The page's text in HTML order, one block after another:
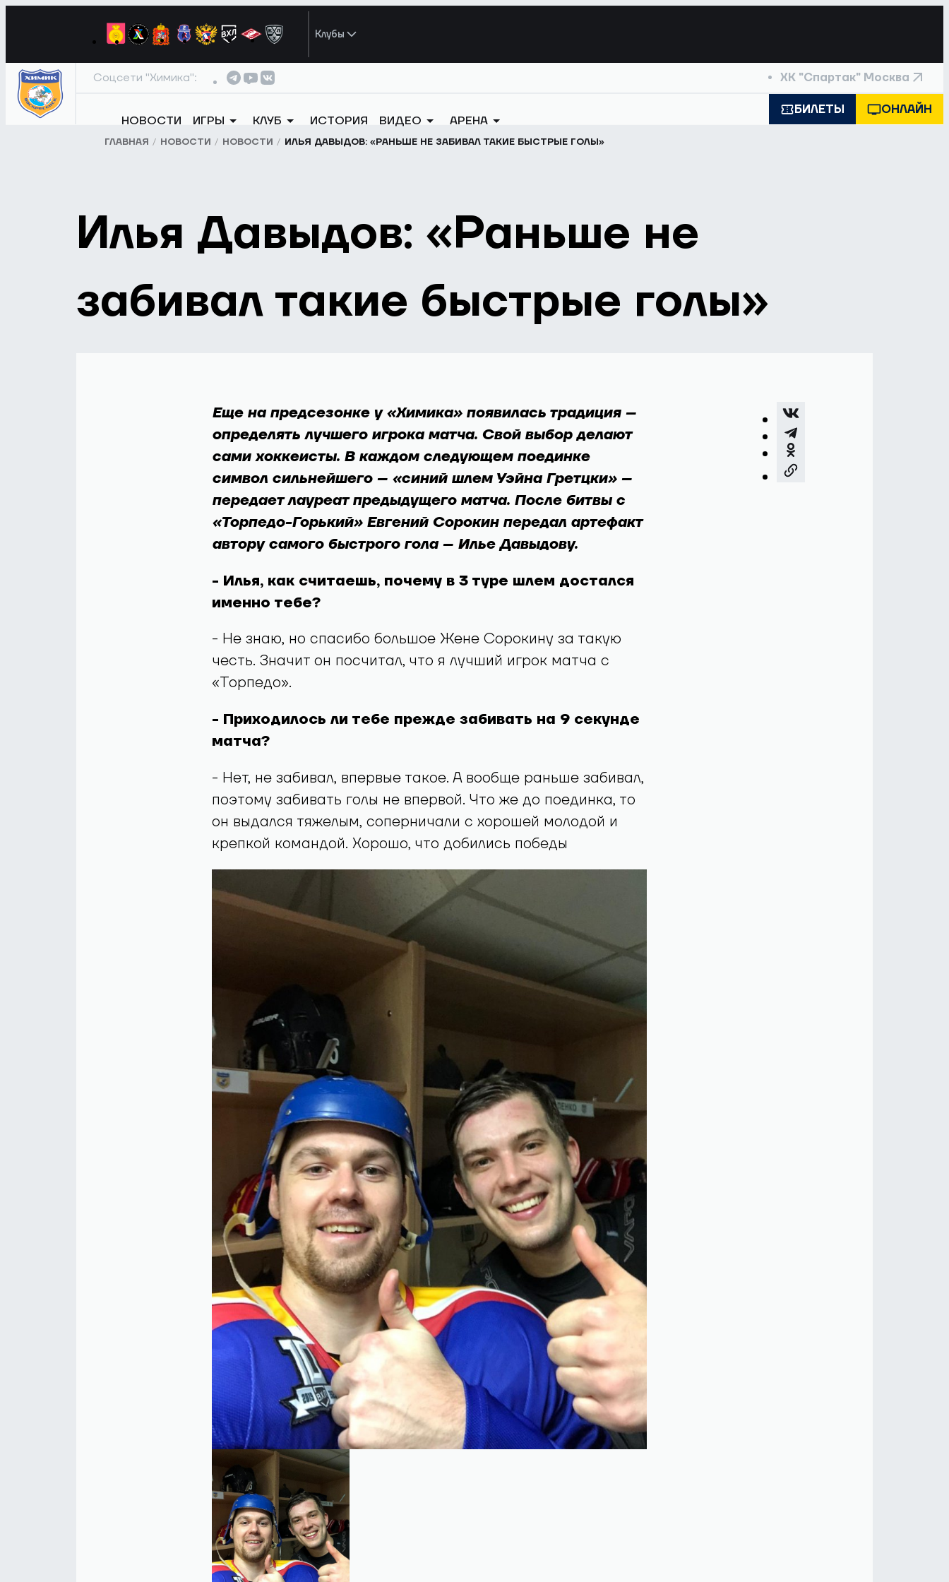
Клубы
Соцсети "Химика": ХК "Спартак" Москва
НОВОСТИ ИГРЫ КЛУБ ИСТОРИЯ ВИДЕО АРЕНА
БИЛЕТЫ ОНЛАЙН
ГЛАВНАЯ НОВОСТИ НОВОСТИ ИЛЬЯ ДАВЫДОВ: «РАНЬШЕ НЕ ЗАБИВАЛ ТАКИЕ БЫСТРЫЕ ГОЛЫ»
Илья Давыдов: «Раньше не
забивал такие быстрые голы»
Еще на предсезонке у «Химика» появилась традиция –
определять лучшего игрока матча. Свой выбор делают
сами хоккеисты. В каждом следующем поединке
символ сильнейшего – «синий шлем Уэйна Гретцки» –
передает лауреат предыдущего матча. После битвы с
«Торпедо-Горький» Евгений Сорокин передал артефакт
автору самого быстрого гола – Илье Давыдову.
- Илья, как считаешь, почему в 3 туре шлем достался
именно тебе?
- Не знаю, но спасибо большое Жене Сорокину за такую
честь. Значит он посчитал, что я лучший игрок матча с
«Торпедо».
- Приходилось ли тебе прежде забивать на 9 секунде
матча?
- Нет, не забивал, впервые такое. А вообще раньше забивал,
поэтому забивать голы не впервой. Что же до поединка, то
он выдался тяжелым, соперничали с хорошей молодой и
крепкой командой. Хорошо, что добились победы